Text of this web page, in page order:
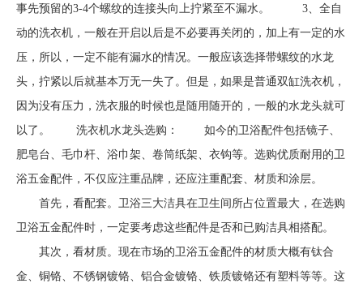
事先预留的3-4个螺纹的连接头向上拧紧至不漏水。 3、全自
动的洗衣机，一般在开启以后是不必要再关闭的，加上有一定的水
压，所以，一定不能有漏水的情况。一般应该选择带螺纹的水龙
头，拧紧以后就基本万无一失了。但是，如果是普通双缸洗衣机，
因为没有压力，洗衣服的时候也是随用随开的，一般的水龙头就可
以了。 洗衣机水龙头选购： 如今的卫浴配件包括镜子、
肥皂台、毛巾杆、浴巾架、卷筒纸架、衣钩等。选购优质耐用的卫
浴五金配件，不仅应注重品牌，还应注重配套、材质和涂层。
首先，看配套。卫浴三大洁具在卫生间所占位置最大，在选购
卫浴五金配件时，一定要考虑这些配件是否和已购洁具相搭配。
其次，看材质。现在市场的卫浴五金配件的材质大概有钛合
金、铜铬、不锈钢镀铬、铝合金镀铬、铁质镀铬还有塑料等等。这